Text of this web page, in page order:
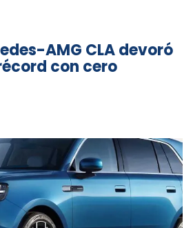
AMG CLA devoró
con cero